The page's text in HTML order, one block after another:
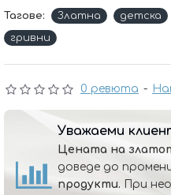
0 ревюта -
Тагове: Златна детска
гривни
Уважаеми
Цената на
доведе до
продукти. При